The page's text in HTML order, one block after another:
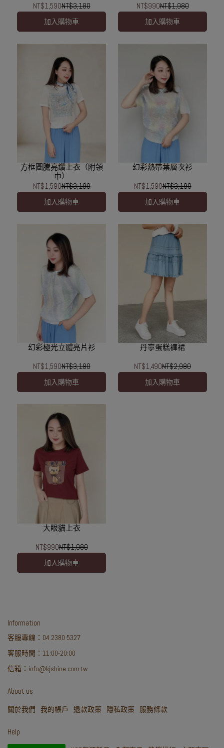
NT$1,590NT$3,180
加入購物車
NT$990NT$1,980
加入購物車
方框圖騰亮鑽上衣（附領
巾）
NT$1,590NT$3,180
加入購物車
幻彩熱帶葉層次衫
NT$1,590NT$3,180
加入購物車
幻彩極光立體亮片衫
NT$1,590NT$3,180
加入購物車
丹寧蛋糕褲裙
NT$1,490NT$2,980
加入購物車
大眼貓上衣
NT$990NT$1,980
加入購物車
Information
客服專線：04 2380 5327
客服時間：11:00-20:00
信箱：info@kjshine.com.tw
About us
關於我們 我的帳戶 退款政策 隱私政策 服務條款
Help